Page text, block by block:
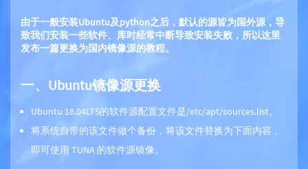
由于一般安装Ubuntu及python之后，默认的源皆为国外源，导
致我们安装一些软件、库时经常中断导致安装失败，所以这里
发布一篇更换为国内镜像源的教程。
一、Ubuntu镜像源更换
Ubuntu 18.04LTS的软件源配置文件是/etc/apt/sources.list。
将系统自带的该文件做个备份，将该文件替换为下面内容，
即可使用 TUNA 的软件源镜像。